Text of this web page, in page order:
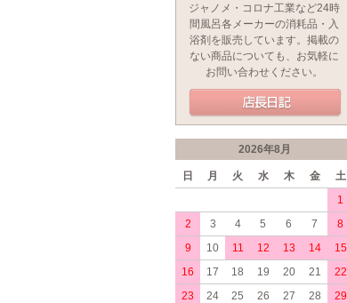
ジャノメ・コロナ工業など24時
間風呂各メーカーの消耗品・入
浴剤を販売しています。掲載の
ない商品についても、お気軽に
お問い合わせください。
2026年8月
日 月 火 水 木 金
土
1
2
3 4 5 6 7
8
9
10 11 12 13 14
15
16
17 18 19 20 21
22
23
24 25 26 27 28
29